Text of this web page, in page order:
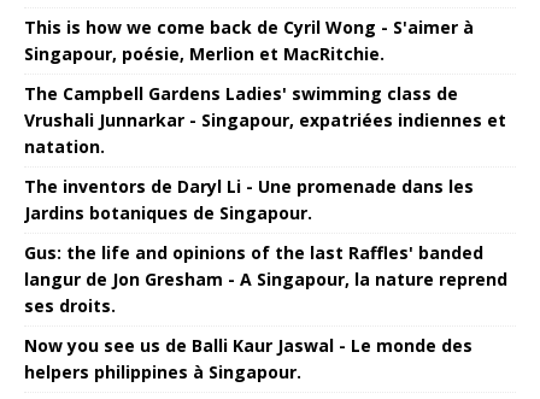
This is how we come back de Cyril Wong - S'aimer à
Singapour, poésie, Merlion et MacRitchie.
The Campbell Gardens Ladies' swimming class de
Vrushali Junnarkar - Singapour, expatriées indiennes et
natation.
The inventors de Daryl Li - Une promenade dans les
Jardins botaniques de Singapour.
Gus: the life and opinions of the last Raffles' banded
langur de Jon Gresham - A Singapour, la nature reprend
ses droits.
Now you see us de Balli Kaur Jaswal - Le monde des
helpers philippines à Singapour.